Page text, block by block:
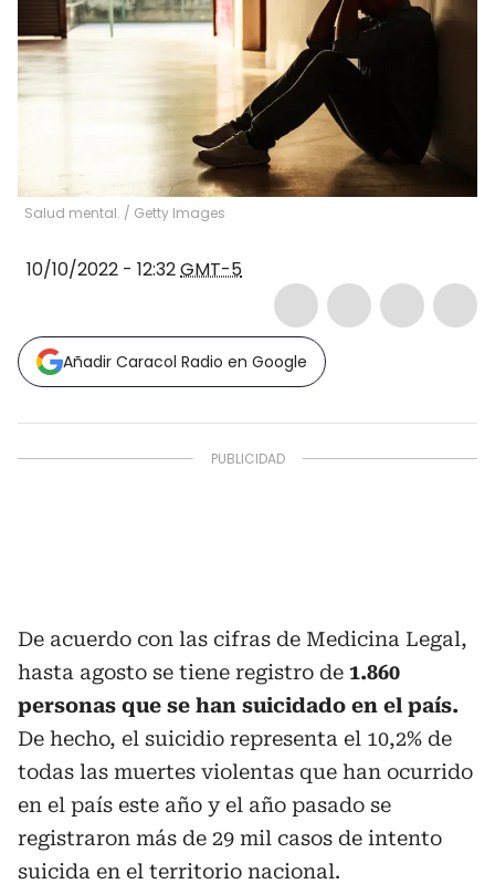
Salud mental. / Getty Images
10/10/2022 - 12:32GMT-5
Añadir Caracol Radio en Google
De acuerdo con las cifras de Medicina Legal,
hasta agosto se tiene registro de 1.860
personas que se han suicidado en el país.
De hecho, el suicidio representa el 10,2% de
todas las muertes violentas que han ocurrido
en el país este año y el año pasado se
registraron más de 29 mil casos de intento
suicida en el territorio nacional.